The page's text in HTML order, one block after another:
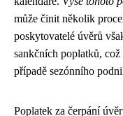
může činit několik
poskytovatelé úvěrů
sankčních poplatků,
případě sezónního
Poplatek za čerpání